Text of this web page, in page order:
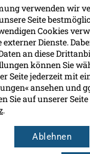
verwenden wir
Seite
Cookies
Dienste.
an diese
können Sie
Seite jederzeit mit
ansehen und
Sie auf unserer
.
Ablehnen